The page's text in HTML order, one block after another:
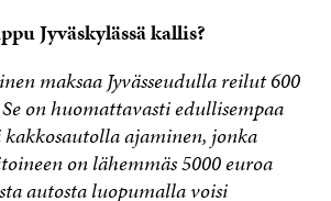
Jyväskylässä kallis?
maksaa Jyvässeudulla reilut 600
on huomattavasti edullisempaa
ajaminen, jonka
on lähemmäs 5000 euroa
autosta luopumalla voisi